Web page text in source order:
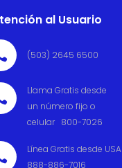
al Usuario
(503) 2645 6500
Llama Gratis desde
un número fijo o
celular 800-7026
Línea Gratis desde USA
888-886-7016